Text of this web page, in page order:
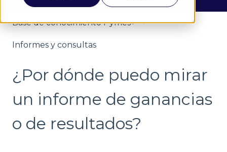
Base de conocimiento Pymes+
Informes y consultas
¿Por dónde puedo mirar
un informe de ganancias
o de resultados?